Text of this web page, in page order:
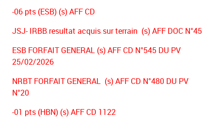
-06 pts (ESB) (s) AFF CD
JSJ- IRBB resultat acquis sur terrain (s) AFF DOC N°45
ESB FORFAIT GENERAL (s) AFF CD N°545 DU PV
25/02/2026
NRBT FORFAIT GENERAL (s) AFF CD N°480 DU PV
N°20
-01 pts (HBN) (s) AFF CD 1122